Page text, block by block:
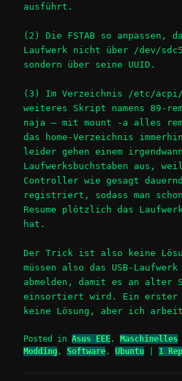
ausführt.
(2) Die FSTAB so anpassen,
Laufwerk nicht über /dev/
sondern über seine UUID.
(3) Im Verzeichnis /etc/acpi/
weiteres Skript namens89-
naja – mitmount -a alles
das home-Verzeichnis
leider gehen einem
Laufwerksbuchstaben aus,
Controller wie gesagt
registriert, sodass man
Resume plötzlich das
hat.
Der Trick ist also keine
müssen also das USB-
abmelden, damit es an alter
einsortiert wird. Ein erster
keine Lösung, aber ich
Posted in Asus EEE, Maschinelles
Modding,Software,Ubuntu 1